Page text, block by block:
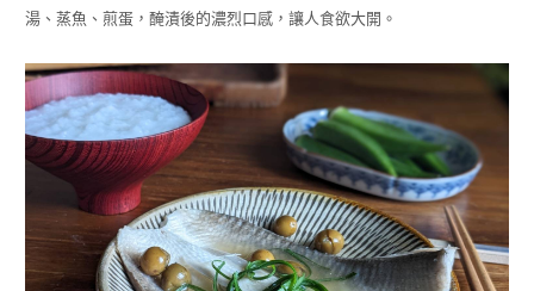
湯、蒸魚、煎蛋，醃漬後的濃烈口感，讓人食欲大開。